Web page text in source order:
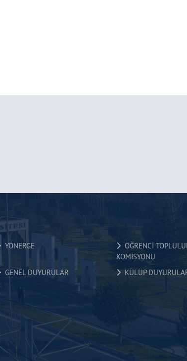
YÖNERGE
ÖĞRENCİ
KOMİSYONU
GENEL DUYURULAR
KULÜP